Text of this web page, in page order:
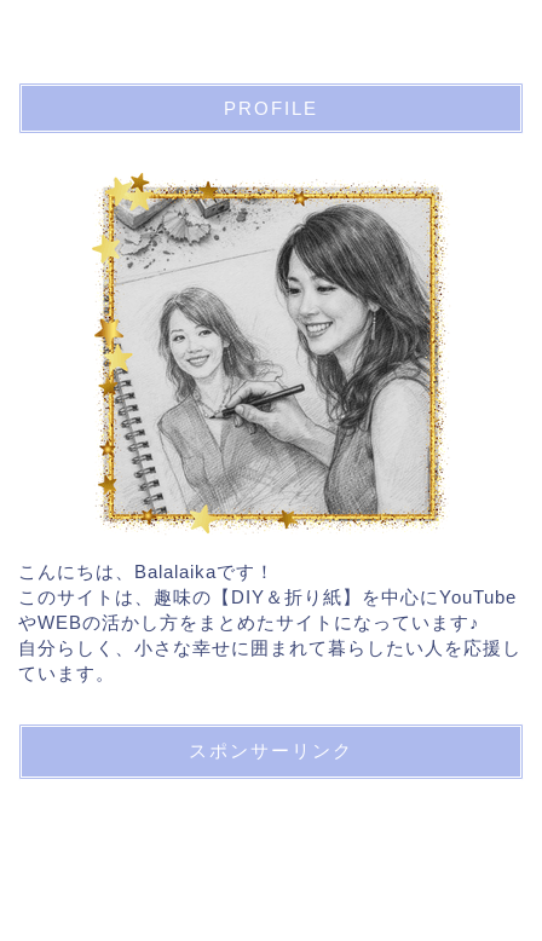
PROFILE
こんにちは、Balalaikaです！
このサイトは、趣味の【DIY＆折り紙】を中心にYouTube
やWEBの活かし方をまとめたサイトになっています♪
自分らしく、小さな幸せに囲まれて暮らしたい人を応援し
ています。
スポンサーリンク